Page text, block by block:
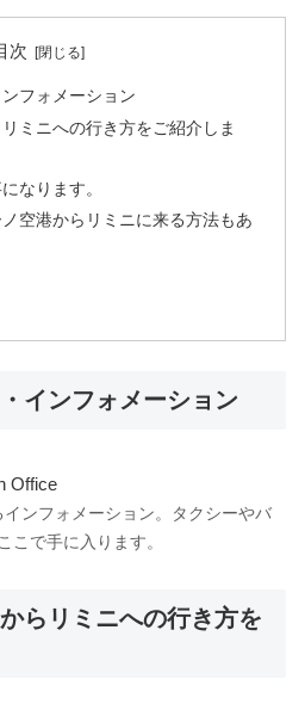
次
フォメーション
ミニへの行き方をご紹介しま
なります。
空港からリミニに来る方法もあ
インフォメーション
ンフォメーション。タクシーやバ
こで手に入ります。
らリミニへの行き方を